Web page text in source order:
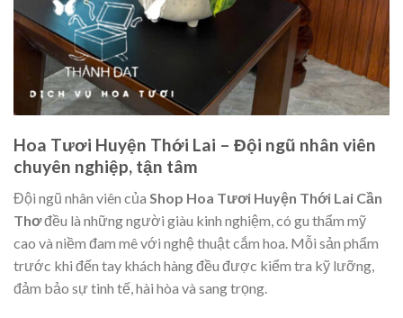
Hoa Tươi Huyện Thới Lai – Đội ngũ nhân viên
chuyên nghiệp, tận tâm
Đội ngũ nhân viên của Shop Hoa Tươi Huyện Thới Lai Cần
Thơđều là những người giàu kinh nghiệm, có gu thẩm mỹ
cao và niềm đam mê với nghệ thuật cắm hoa. Mỗi sản phẩm
trước khi đến tay khách hàng đều được kiểm tra kỹ lưỡng,
đảm bảo sự tinh tế, hài hòa và sang trọng.